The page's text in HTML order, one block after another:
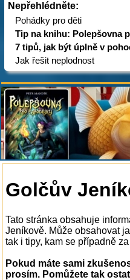
Nepřehlédněte:
Pohádky pro děti
Tip na knihu: Polepšovna
7 tipů, jak být úplně v
Jak řešit neplodnost
Golčův
Tato stránka obsahuje
Jeníkově. Může obsahovat
tak i tipy, kam se případně
Pokud máte sami
prosím. Pomůžete tak